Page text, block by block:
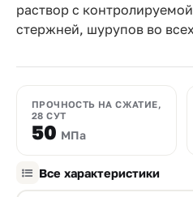
550-
03-
50
раствор с
стержней, шурупов во
ПРОЧНОСТЬ НА СЖАТИЕ,
28 СУТ
50 МПа
Все характеристики